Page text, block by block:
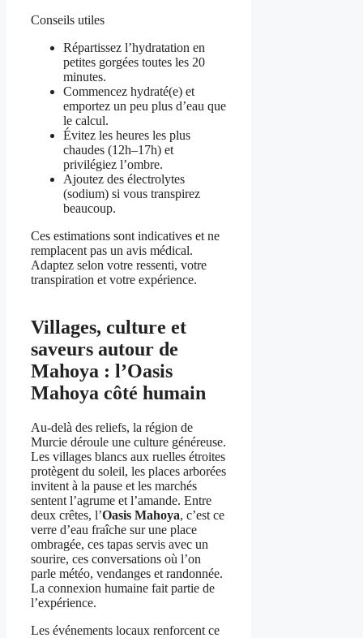
Conseils utiles
Répartissez l’hydratation en
petites gorgées toutes les 20
minutes.
Commencez hydraté(e) et
emportez un peu plus d’eau que
le calcul.
Évitez les heures les plus
chaudes (12h–17h) et
privilégiez l’ombre.
Ajoutez des électrolytes
(sodium) si vous transpirez
beaucoup.
Ces estimations sont indicatives et ne
remplacent pas un avis médical.
Adaptez selon votre ressenti, votre
transpiration et votre expérience.
Villages, culture et
saveurs autour de
Mahoya : l’Oasis
Mahoya côté humain
Au-delà des reliefs, la région de
Murcie déroule une culture généreuse.
Les villages blancs aux ruelles étroites
protègent du soleil, les places arborées
invitent à la pause et les marchés
sentent l’agrume et l’amande. Entre
deux crêtes, l’Oasis Mahoya, c’est ce
verre d’eau fraîche sur une place
ombragée, ces tapas servis avec un
sourire, ces conversations où l’on
parle météo, vendanges et randonnée.
La connexion humaine fait partie de
l’expérience.
Les événements locaux renforcent ce